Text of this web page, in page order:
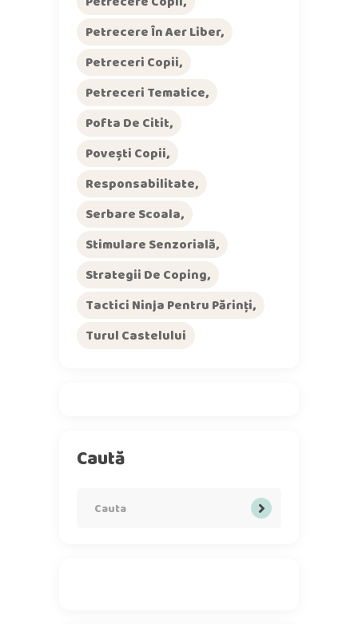
Petrecere În Aer Liber
Petreceri Copii
Petreceri Tematice
Pofta De Citit
Povești Copii
Responsabilitate
Serbare Scoala
Stimulare Senzorială
Strategii De Coping
Tactici Ninja Pentru Părinți
Turul Castelului
Caută
for: